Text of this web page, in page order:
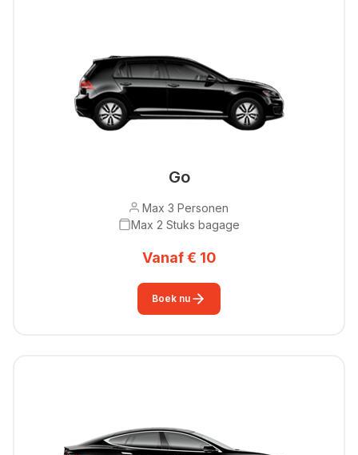
Go
Max 3 Personen
Max 2 Stuks bagage
Vanaf € 10
Boek nu